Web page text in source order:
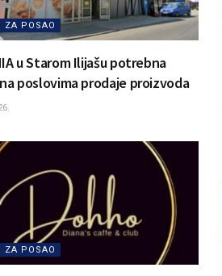
ZA POSAO
u Starom Ilijašu potrebna
poslovima prodaje proizvoda
ZA POSAO